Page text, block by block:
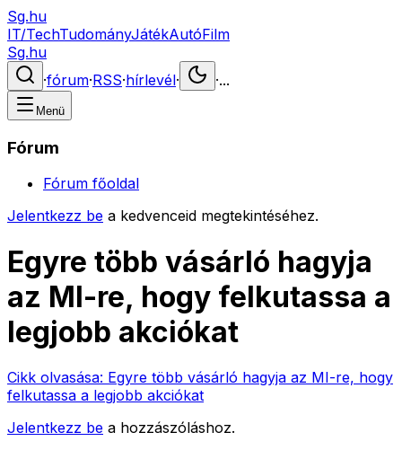
Sg.hu
IT/TechTudományJátékAutóFilm
Sg.hu
·fórum·RSS·hírlevél· ·...
Menü
Fórum
Fórum főoldal
Jelentkezz be a kedvenceid megtekintéséhez.
Egyre több vásárló hagyja
az MI-re, hogy felkutassa a
legjobb akciókat
Cikk olvasása: Egyre több vásárló hagyja az MI-re, hogy
felkutassa a legjobb akciókat
Jelentkezz be a hozzászóláshoz.